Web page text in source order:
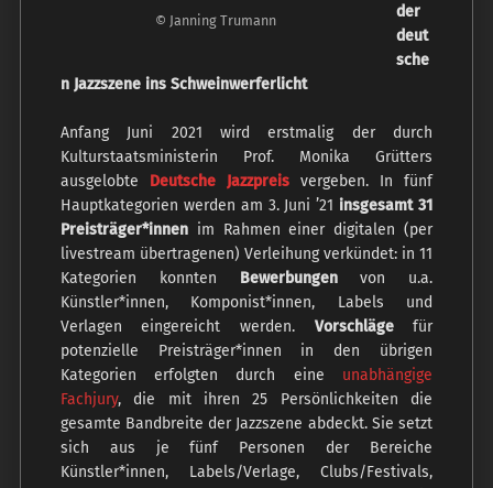
© Janning Trumann
der
deut
sche
n Jazzszene ins Schweinwerferlicht
Anfang Juni 2021 wird erstmalig der durch
Kulturstaatsministerin Prof. Monika Grütters
ausgelobte Deutsche Jazzpreisvergeben. In fünf
Hauptkategorien werden am 3. Juni ’21 insgesamt 31
Preisträger*innenim Rahmen einer digitalen (per
livestream übertragenen) Verleihung verkündet: in 11
Kategorien konnten Bewerbungenvon u.a.
Künstler*innen, Komponist*innen, Labels und
Verlagen eingereicht werden. Vorschlägefür
potenzielle Preisträger*innen in den übrigen
Kategorien erfolgten durch eine unabhängige
Fachjury, die mit ihren 25 Persönlichkeiten die
gesamte Bandbreite der Jazzszene abdeckt. Sie setzt
sich aus je fünf Personen der Bereiche
Künstler*innen, Labels/Verlage, Clubs/Festivals,